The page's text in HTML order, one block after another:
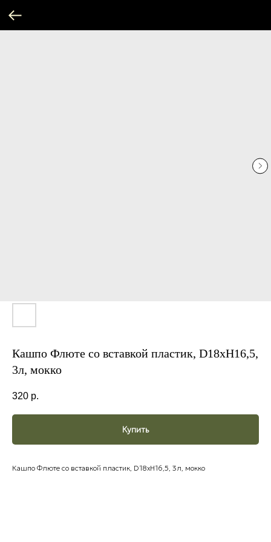
Кашпо Флюте со вставкой пластик, D18xH16,5,
3л, мокко
320 р.
Купить
Кашпо Флюте со вставкой пластик, D18xH16,5, 3л, мокко